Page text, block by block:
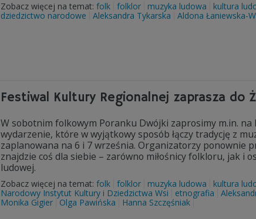
Zobacz więcej na temat: folk folklor muzyka ludowa kultura
dziedzictwo narodowe
Aleksandra Tykarska Aldona Łaniewska-
Festiwal Kultury Regionalnej zaprasza do
W sobotnim folkowym Poranku Dwójki zaprosimy m.in.
wydarzenie, które w wyjątkowy sposób łączy tradycję z
zaplanowana na 6 i 7 września. Organizatorzy ponownie
znajdzie coś dla siebie – zarówno miłośnicy folkloru, jak
ludowej.
Zobacz więcej na temat: folk folklor muzyka ludowa kultura
Narodowy Instytut Kultury i Dziedzictwa Wsi
etnografia
Monika Gigier
Olga Pawińska Hanna Szczęśniak